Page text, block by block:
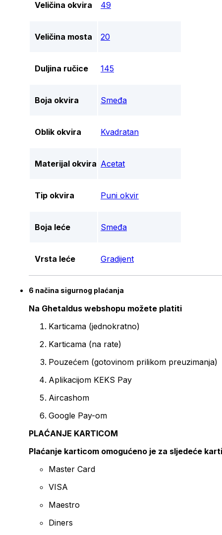
Veličina okvira 49
Veličina mosta 20
Duljina ručice 145
Boja okvira Smeđa
Oblik okvira Kvadratan
Materijal okvira Acetat
Tip okvira Puni okvir
Boja leće Smeđa
Vrsta leće Gradijent
6 načina sigurnog plaćanja
Na Ghetaldus webshopu možete platiti
Karticama (jednokratno)
Karticama (na rate)
Pouzećem (gotovinom prilikom preuzimanja)
Aplikacijom KEKS Pay
Aircashom
Google Pay-om
PLAĆANJE KARTICOM
Plaćanje karticom omogućeno je za sljedeće
Master Card
VISA
Maestro
Diners